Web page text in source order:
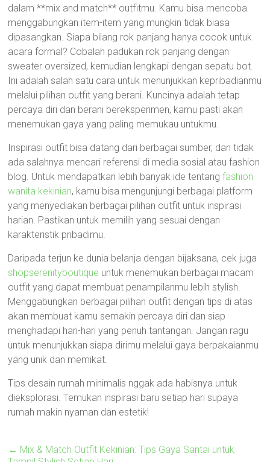
dalam **mix and match** outfitmu. Kamu bisa mencoba
menggabungkan item-item yang mungkin tidak biasa
dipasangkan. Siapa bilang rok panjang hanya cocok untuk
acara formal? Cobalah padukan rok panjang dengan
sweater oversized, kemudian lengkapi dengan sepatu bot.
Ini adalah salah satu cara untuk menunjukkan kepribadianmu
melalui pilihan outfit yang berani. Kuncinya adalah tetap
percaya diri dan berani bereksperimen, kamu pasti akan
menemukan gaya yang paling memukau untukmu.
Inspirasi outfit bisa datang dari berbagai sumber, dan tidak
ada salahnya mencari referensi di media sosial atau fashion
blog. Untuk mendapatkan lebih banyak ide tentangfashion
wanita kekinian, kamu bisa mengunjungi berbagai platform
yang menyediakan berbagai pilihan outfit untuk inspirasi
harian. Pastikan untuk memilih yang sesuai dengan
karakteristik pribadimu.
Daripada terjun ke dunia belanja dengan bijaksana, cek juga
shopserenityboutique untuk menemukan berbagai macam
outfit yang dapat membuat penampilanmu lebih stylish.
Menggabungkan berbagai pilihan outfit dengan tips di atas
akan membuat kamu semakin percaya diri dan siap
menghadapi hari-hari yang penuh tantangan. Jangan ragu
untuk menunjukkan siapa dirimu melalui gaya berpakaianmu
yang unik dan memikat.
Tips desain rumah minimalis nggak ada habisnya untuk
dieksplorasi. Temukan inspirasi baru setiap hari supaya
rumah makin nyaman dan estetik!
← Mix & Match Outfit Kekinian: Tips Gaya Santai untuk